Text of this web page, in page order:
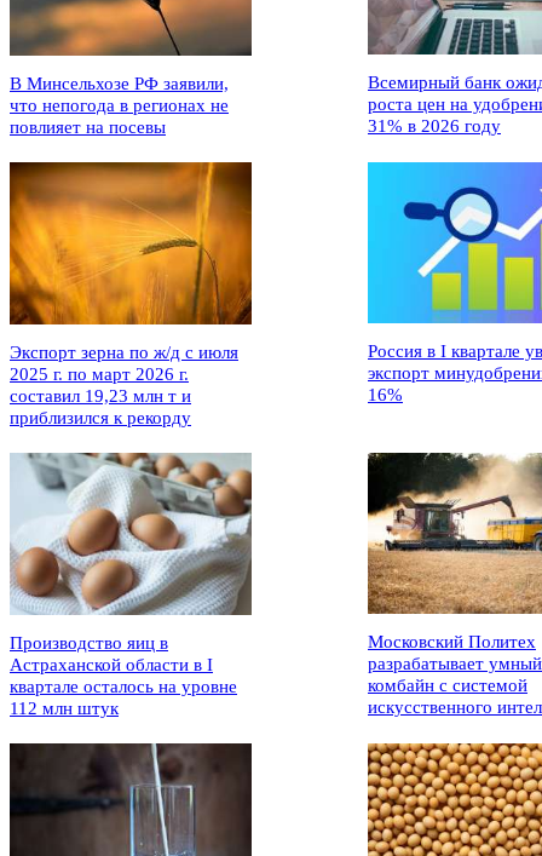
В Минсельхозе РФ заявили,
что непогода в регионах не
повлияет на посевы
Всемирный банк
роста цен на
31% в 2026 году
Экспорт зерна по ж/д с июля
2025 г. по март 2026 г.
составил 19,23 млн т и
приблизился к рекорду
Россия в I квартале
экспорт
16%
Производство яиц в
Астраханской области в I
квартале осталось на уровне
112 млн штук
Московский Политех
разрабатывает умный
комбайн с системой
искусственного